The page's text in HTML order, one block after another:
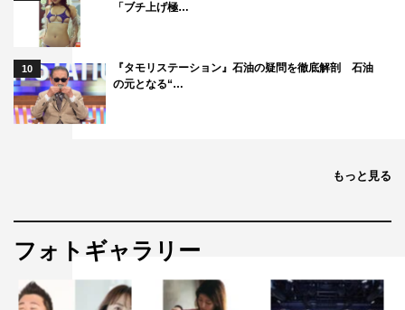
「ブチ上げ極…
10
『タモリステーション』石油の疑問を徹底解剖 石油
の元となる“…
もっと見る
フォトギャラリー